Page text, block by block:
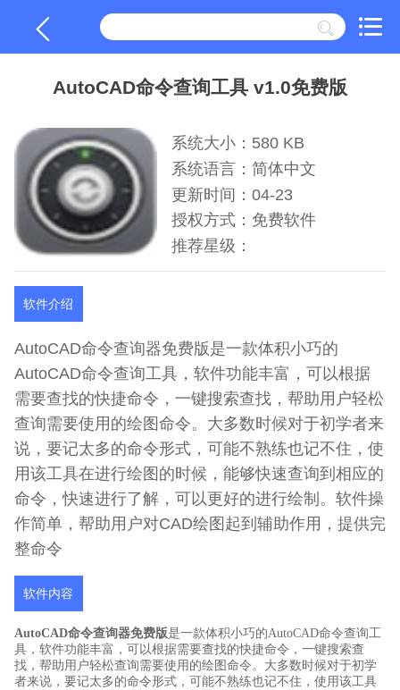
AutoCAD命令查询工具 v1.0免费版
系统大小：580 KB
系统语言：简体中文
更新时间：04-23
授权方式：免费软件
推荐星级：
软件介绍
AutoCAD命令查询器免费版是一款体积小巧的
AutoCAD命令查询工具，软件功能丰富，可以根据
需要查找的快捷命令，一键搜索查找，帮助用户轻松
查询需要使用的绘图命令。大多数时候对于初学者来
说，要记太多的命令形式，可能不熟练也记不住，使
用该工具在进行绘图的时候，能够快速查询到相应的
命令，快速进行了解，可以更好的进行绘制。软件操
作简单，帮助用户对CAD绘图起到辅助作用，提供完
整命令
软件内容
AutoCAD命令查询器免费版是一款体积小巧的AutoCAD命令查询工
具，软件功能丰富，可以根据需要查找的快捷命令，一键搜索查
找，帮助用户轻松查询需要使用的绘图命令。大多数时候对于初学
者来说，要记太多的命令形式，可能不熟练也记不住，使用该工具